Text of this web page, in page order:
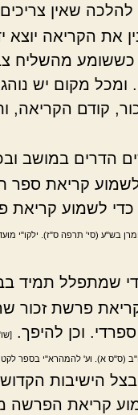
להלכה שאין
את הקריאה יוצא
כששומע מהשליח
ומכל מקום יש
קודם הקריאה,
הדרים במושב
קריאת ספר
כדי לשמוע קריאת
בש"ע (סי' תרפה ס"ז). ילקו"י
שמתפלל תמיד
פרשת זכור
וכן להיפך.
(ס"ס א). וע' להמהרא"י בספר לקט
בצל הישיבות
קריאת הפרשה